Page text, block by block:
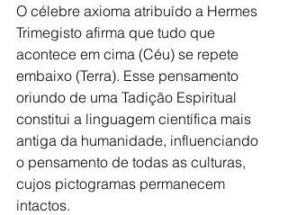
O célebre axioma atribuído a Hermes
Trimegisto afirma que tudo que
acontece em cima (Céu) se repete
embaixo (Terra). Esse pensamento
oriundo de uma Tadição Espiritual
constitui a linguagem científica mais
antiga da humanidade, influenciando
o pensamento de todas as culturas,
cujos pictogramas permanecem
intactos.